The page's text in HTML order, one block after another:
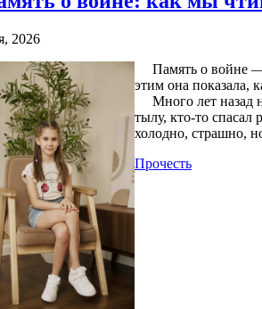
2026
Память о войне —
этим она
Много лет назад
тылу, кто-то
холодно, страшно,
Прочесть